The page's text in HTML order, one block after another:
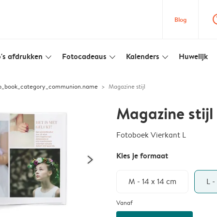
Blog
afdrukken slim_arrow_down Fotocadeaus slim_arrow_down Kalenders slim_arrow_down Huwelijk
Magazine stijl
Magazine stijl
Fotoboek Vierkant L
Kies je formaat
M - 14 x 14 cm L -
Vanaf